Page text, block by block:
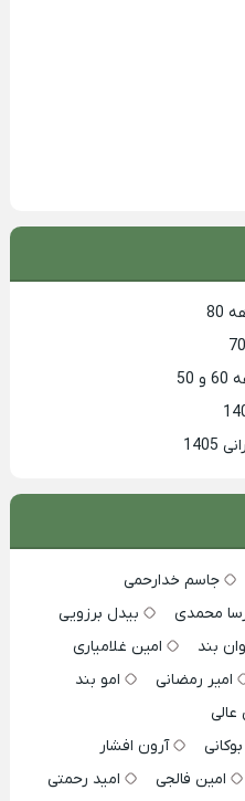
جاسم خدارحمی
محمدی
بیدل برزویی
بند
امین غلامیاری
امیر رمضانی
امو بند
عالی
آرون افشار
امین فالجی
امید رحمتی